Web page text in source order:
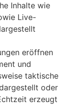
Inhalte wie
Live-
eröffnen
und
taktische
oder
erzeugt